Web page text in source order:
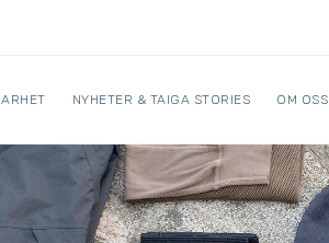
NYHETER & TAIGA STORIES OM OSS